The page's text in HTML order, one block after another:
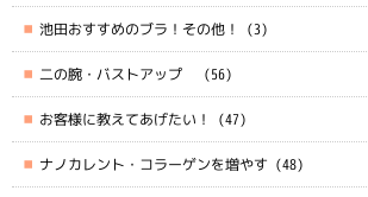
池田おすすめのブラ！その他！ (3)
二の腕・バストアップ (56)
お客様に教えてあげたい！ (47)
ナノカレント・コラーゲンを増やす (48)